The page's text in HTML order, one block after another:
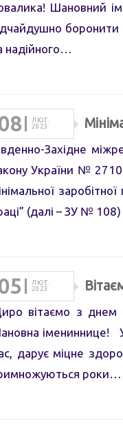
Шановний
боронити
надійного…
ЛЮТ.
2023
Західне
України №
(далі – ЗУ №
ЛЮТ.
2023
вітаємо з днем
імениннице!
дарує міцне
роки…